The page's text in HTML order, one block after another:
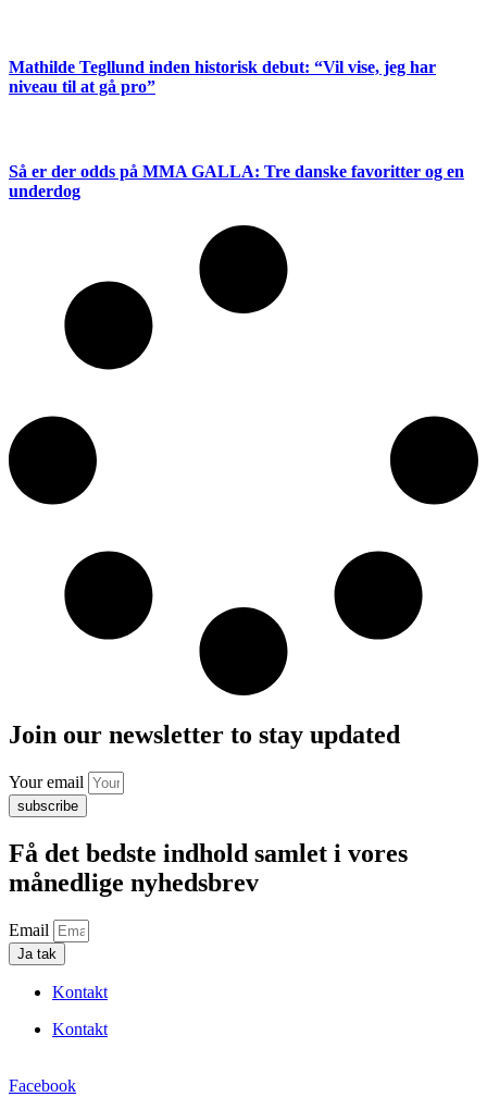
Mathilde Tegllund inden historisk debut: “Vil vise, jeg har
niveau til at gå pro”
Så er der odds på MMA GALLA: Tre danske favoritter og en
underdog
Join our newsletter to stay updated
Your email
subscribe
Få det bedste indhold samlet i vores
månedlige nyhedsbrev
Email
Ja tak
Kontakt
Kontakt
Facebook